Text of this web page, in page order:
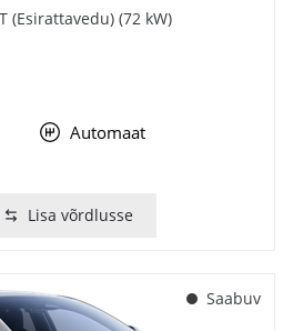
(Esirattavedu) (72 kW)
Automaat
Lisa võrdlusse
Saabuv